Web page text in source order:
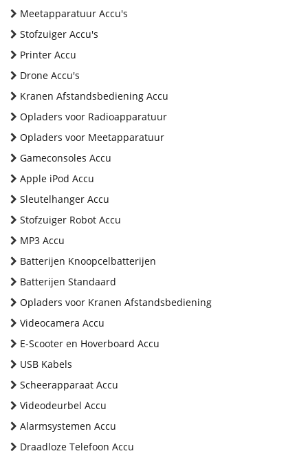
Meetapparatuur Accu's
Stofzuiger Accu's
Printer Accu
Drone Accu's
Kranen Afstandsbediening Accu
Opladers voor Radioapparatuur
Opladers voor Meetapparatuur
Gameconsoles Accu
Apple iPod Accu
Sleutelhanger Accu
Stofzuiger Robot Accu
MP3 Accu
Batterijen Knoopcelbatterijen
Batterijen Standaard
Opladers voor Kranen Afstandsbediening
Videocamera Accu
E-Scooter en Hoverboard Accu
USB Kabels
Scheerapparaat Accu
Videodeurbel Accu
Alarmsystemen Accu
Draadloze Telefoon Accu